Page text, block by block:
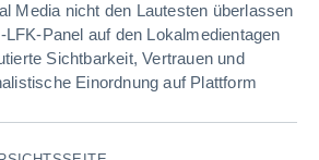
Media nicht den Lautesten überlassen
LFK-Panel auf den Lokalmedientagen
Sichtbarkeit, Vertrauen und
Einordnung auf Plattform